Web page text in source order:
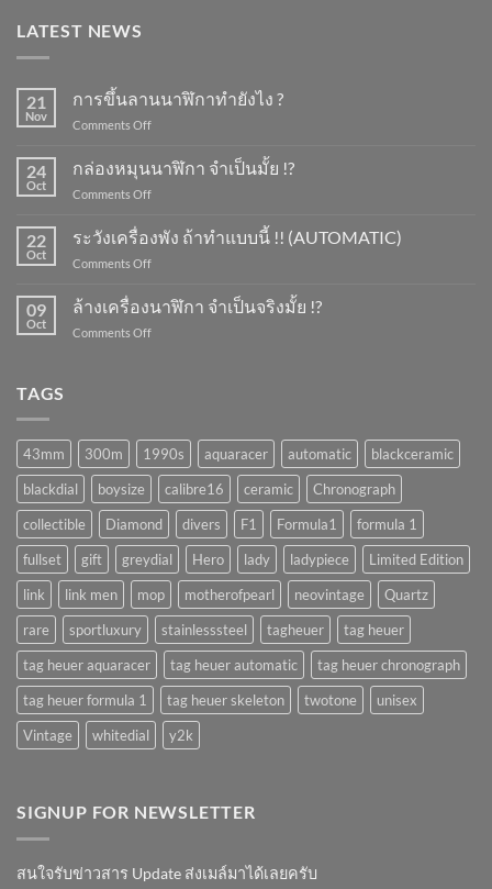
LATEST NEWS
21
Nov
การขึ้นลานนาฬิกาทำยังไง ?
Comments Offon
ลาน
นาฬิกา
ยัง
24
Oct
กล่องหมุนนาฬิกา จำเป็นมั้ย !?
Comments Offon
หมุน
นาฬิกา
จำเป็น
!?
22
Oct
ระวังเครื่องพัง ถ้าทำแบบนี้ !! (AUTOMATIC)
Comments Offon
เครื่อง
พัง
ถ้า
09
Oct
ล้างเครื่องนาฬิกา จำเป็นจริงมั้ย !?
Comments Offon
มั้ย
!?
TAGS
43mm 300m 1990s aquaracer automatic
blackceramic
blackdial
boysize calibre16 ceramic
Chronograph
collectible
Diamond divers F1 Formula1
formula 1
fullset
gift greydial Hero lady ladypiece
Limited Edition
link
link men mop motherofpearl neovintage
Quartz
rare
sportluxury stainlesssteel tagheuer
tag heuer
tag heuer aquaracer
tag heuer automatic
tag heuer chronograph
tag heuer formula 1
tag heuer skeleton twotone
unisex
Vintage
whitedial y2k
SIGNUP FOR NEWSLETTER
สนใจรับข่าวสาร Update ส่งเมล์มาได้เลยครับ